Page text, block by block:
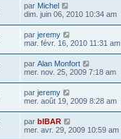
par Michel
dim. juin 06, 2010 10:34 am
par jeremy
mar. févr. 16, 2010 11:31 am
par Alan Monfort
mer. nov. 25, 2009 7:18 am
par jeremy
mer. août 19, 2009 8:28 am
par bIBAR
mer. avr. 29, 2009 10:59 am